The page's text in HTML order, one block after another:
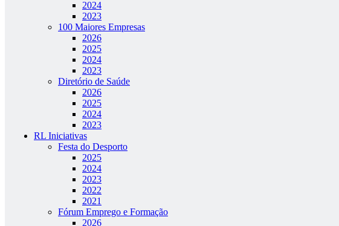
2024
2023
100 Maiores Empresas
2026
2025
2024
2023
Diretório de Saúde
2026
2025
2024
2023
RL Iniciativas
Festa do Desporto
2025
2024
2023
2022
2021
Fórum Emprego e Formação
2026